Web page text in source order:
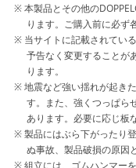
本製品とその他の
ります。ご購入前に必ず
当サイトに記載されてい
予告なく変更することが
ります。
地震など強い揺れが起き
す。また、強くつっぱら
あります。必要に応じ板
製品にはぶら下がったり
ぬ事故、製品破損の原因
組立には、ゴムハンマー